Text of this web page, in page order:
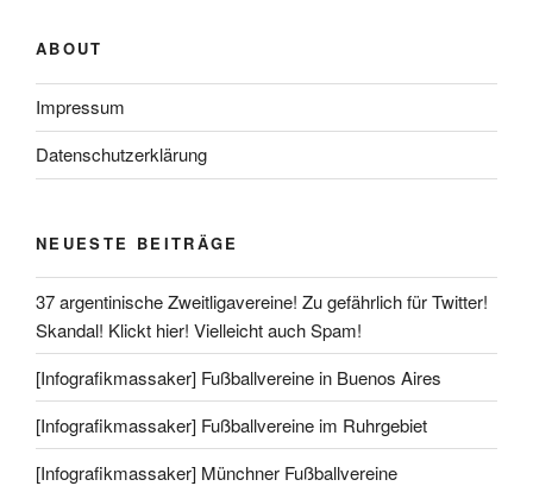
ABOUT
Impressum
Datenschutzerklärung
NEUESTE BEITRÄGE
37 argentinische Zweitligavereine! Zu gefährlich für Twitter!
Skandal! Klickt hier! Vielleicht auch Spam!
[Infografikmassaker] Fußballvereine in Buenos Aires
[Infografikmassaker] Fußballvereine im Ruhrgebiet
[Infografikmassaker] Münchner Fußballvereine